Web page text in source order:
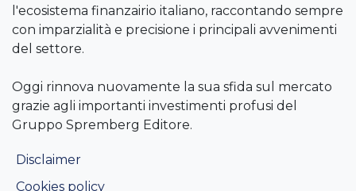
l'ecosistema finanzairio italiano, raccontando sempre
con imparzialità e precisione i principali avvenimenti
del settore.
Oggi rinnova nuovamente la sua sfida sul mercato
grazie agli importanti investimenti profusi del
Gruppo Spremberg Editore.
Disclaimer
Cookies policy